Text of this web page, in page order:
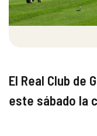
El Real Club de
este sábado la